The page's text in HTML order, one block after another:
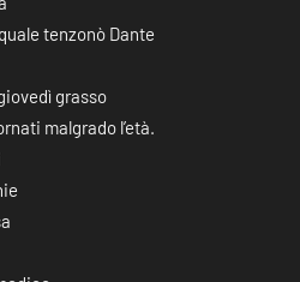
tenzonò Dante
grasso
malgrado l’età.